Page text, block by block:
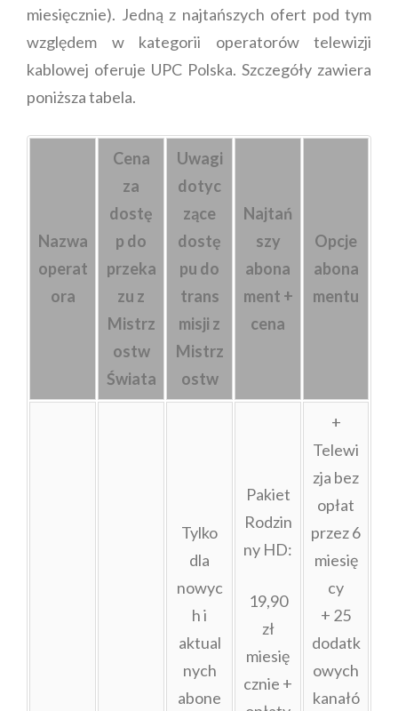
miesięcznie). Jedną z najtańszych ofert pod tym
względem w kategorii operatorów telewizji
kablowej oferuje UPC Polska. Szczegóły zawiera
poniższa tabela.
Nazwa
operat
ora
Cena
za
dostę
p do
przeka
zu z
Mistrz
ostw
Świata
Uwagi
dotyc
zące
dostę
pu do
trans
misji z
Mistrz
ostw
Najtań
szy
abona
ment +
cena
Opcje
abona
mentu
Tylko
dla
nowyc
h i
aktual
nych
abone
Pakiet
Rodzin
ny HD:
19,90
zł
miesię
cznie +
+
Telewi
zja bez
opłat
przez 6
miesię
cy
+ 25
dodatk
owych
kanałó